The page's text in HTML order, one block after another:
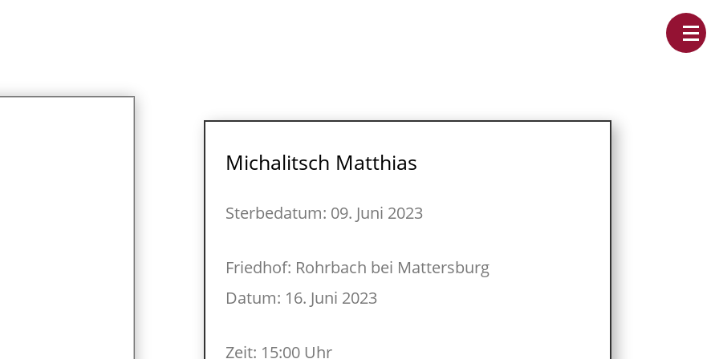
Michalitsch Matthias
Sterbedatum: 09. Juni 2023
Friedhof: Rohrbach bei Mattersburg
Datum: 16. Juni 2023
Zeit: 15:00 Uhr